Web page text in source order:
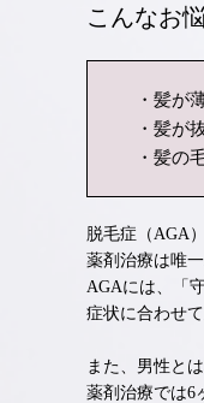
こんなお
髪が
髪が
髪の
脱毛症（AGA
薬剤治療は唯
AGAには、「
症状に合わせて
また、男性と
薬剤治療では6